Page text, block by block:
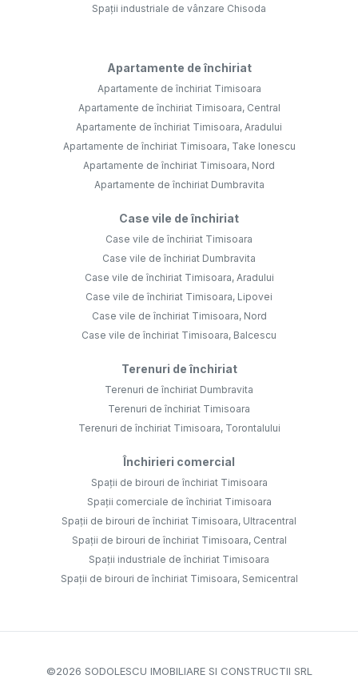
Spații industriale de vânzare Chisoda
Apartamente de închiriat
Apartamente de închiriat Timisoara
Apartamente de închiriat Timisoara, Central
Apartamente de închiriat Timisoara, Aradului
Apartamente de închiriat Timisoara, Take Ionescu
Apartamente de închiriat Timisoara, Nord
Apartamente de închiriat Dumbravita
Case vile de închiriat
Case vile de închiriat Timisoara
Case vile de închiriat Dumbravita
Case vile de închiriat Timisoara, Aradului
Case vile de închiriat Timisoara, Lipovei
Case vile de închiriat Timisoara, Nord
Case vile de închiriat Timisoara, Balcescu
Terenuri de închiriat
Terenuri de închiriat Dumbravita
Terenuri de închiriat Timisoara
Terenuri de închiriat Timisoara, Torontalului
Închirieri comercial
Spații de birouri de închiriat Timisoara
Spații comerciale de închiriat Timisoara
Spații de birouri de închiriat Timisoara, Ultracentral
Spații de birouri de închiriat Timisoara, Central
Spații industriale de închiriat Timisoara
Spații de birouri de închiriat Timisoara, Semicentral
©2026 SODOLESCU IMOBILIARE SI CONSTRUCTII SRL